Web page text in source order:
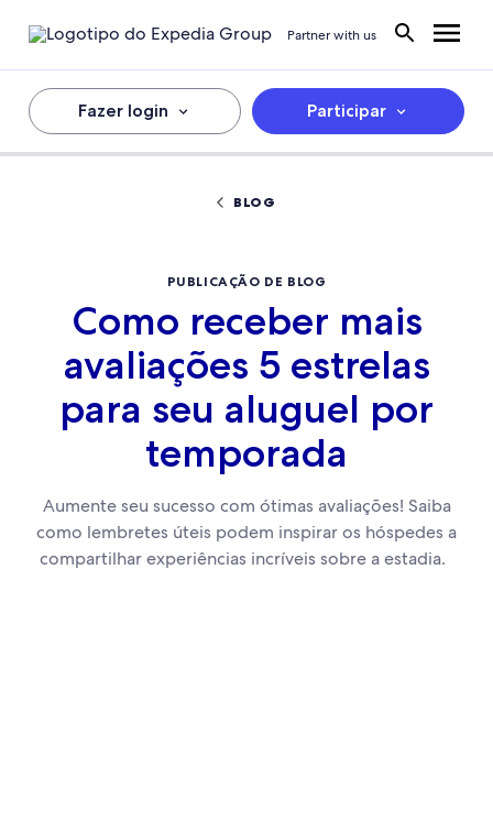
Partner with us
Fazer login Participar
BLOG
PUBLICAÇÃO DE BLOG
Como receber mais
avaliações 5 estrelas
para seu aluguel por
temporada
Aumente seu sucesso com ótimas avaliações! Saiba
como lembretes úteis podem inspirar os hóspedes a
compartilhar experiências incríveis sobre a estadia.